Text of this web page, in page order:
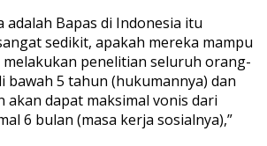
adalah Bapas di Indonesia itu
sedikit, apakah mereka mampu
melakukan penelitian seluruh orang-
bawah 5 tahun (hukumannya) dan
akan dapat maksimal vonis dari
6 bulan (masa kerja sosialnya),”